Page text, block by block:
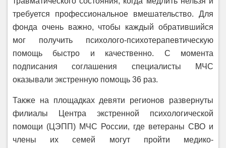
требуется профессиональное вмешательство. Для
фонда очень важно, чтобы каждый обратившийся
мог получить психолого-психотерапевтическую
помощь быстро и качественно. С момента
подписания соглашения специалисты МЧС
оказывали экстренную помощь 36 раз.
Также на площадках девяти регионов развернуты
филиалы Центра экстренной психологической
помощи (ЦЭПП) МЧС России, где ветераны СВО и
члены их семей могут пройти медико-